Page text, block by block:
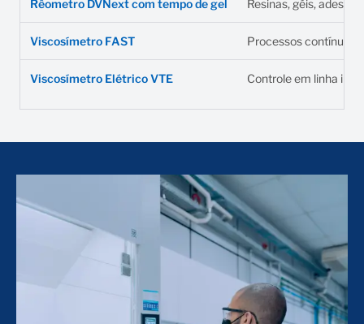
Rêometro DVNext com tempo de gel Resinas, géis,
Viscosímetro FAST Processos contínuos
Viscosímetro Elétrico VTE Controle em linha